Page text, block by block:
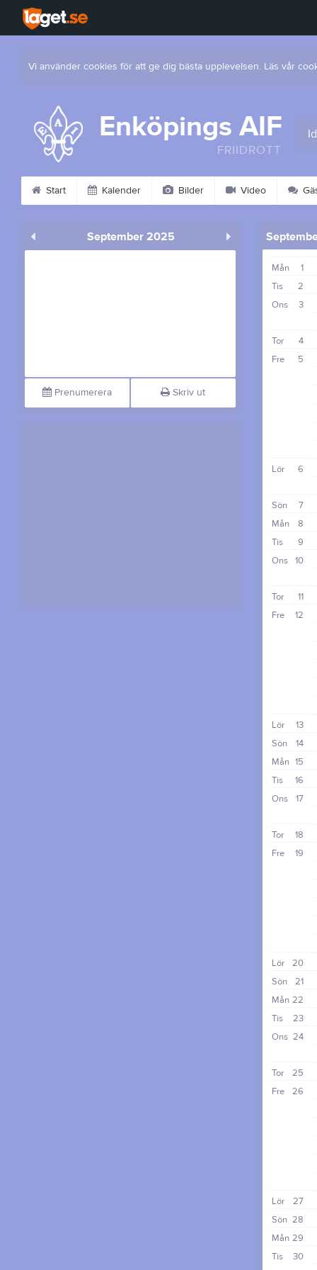
Vi använder cookies för att ge dig bästa upplevelsen. Läs vår
Enköpings AIF
FRIIDROTT
Start Kalender Bilder Video
September 2025
Prenumerera Skriv ut
1
Mån
2
Tis
3
Ons
4
Tor
5
Fre
6
Lör
7
Sön
8
Mån
9
Tis
10
Ons
11
Tor
12
Fre
13
Lör
14
Sön
15
Mån
16
Tis
17
Ons
18
Tor
19
Fre
20
Lör
21
Sön
22
Mån
23
Tis
24
Ons
25
Tor
26
Fre
27
Lör
28
Sön
29
Mån
30
Tis